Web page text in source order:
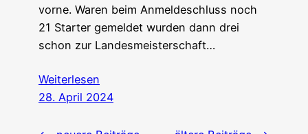
vorne. Waren beim Anmeldeschluss noch
21 Starter gemeldet wurden dann drei
schon zur Landesmeisterschaft…
Weiterlesen
28. April 2024